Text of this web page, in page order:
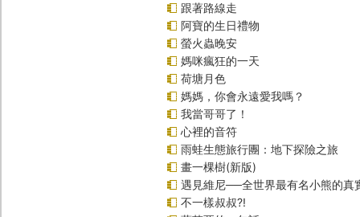
跟著路線走
阿寶的生日禮物
螢火蟲晚安
媽咪瘋狂的一天
荷塘月色
媽媽，你會永遠愛我嗎？
我當哥哥了！
心裡的音符
雨蛙生態旅行團：地下探險之旅
畫一棵樹(新版)
遇見維尼──全世界最有名小熊的真
不一樣叔叔?!